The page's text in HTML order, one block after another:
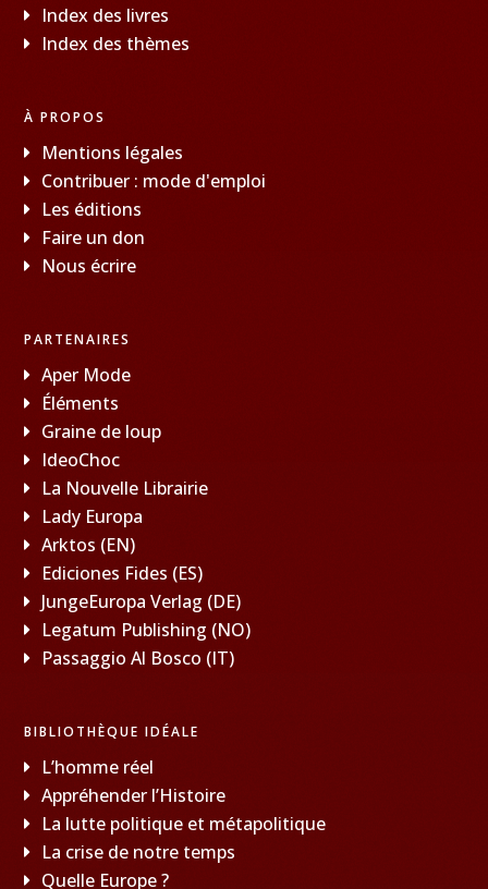
Index des livres
Index des thèmes
À PROPOS
Mentions légales
Contribuer : mode d'emploi
Les éditions
Faire un don
Nous écrire
PARTENAIRES
Aper Mode
Éléments
Graine de loup
IdeoChoc
La Nouvelle Librairie
Lady Europa
Arktos (EN)
Ediciones Fides (ES)
JungeEuropa Verlag (DE)
Legatum Publishing (NO)
Passaggio Al Bosco (IT)
BIBLIOTHÈQUE IDÉALE
L’homme réel
Appréhender l’Histoire
La lutte politique et métapolitique
La crise de notre temps
Quelle Europe ?